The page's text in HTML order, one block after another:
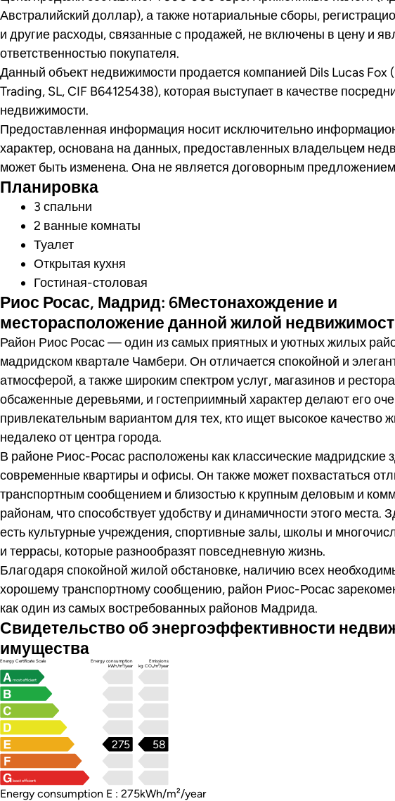
Австралийский доллар), а также нотариальные сборы,
и другие расходы, связанные с продажей, не включены в цену и
ответственностью покупателя.
Данный объект недвижимости продается компанией Dils Lucas Fox
Trading, SL, CIF B64125438), которая выступает в качестве
недвижимости.
Предоставленная информация носит исключительно
характер, основана на данных, предоставленных владельцем
может быть изменена. Она не является договорным
Планировка
3 спальни
2 ванные комнаты
Туалет
Открытая кухня
Гостиная-столовая
Риос Росас, Мадрид: 6Местонахождение и
месторасположение данной жилой
Район Риос Росас — один из самых приятных и уютных жилых
мадридском квартале Чамбери. Он отличается спокойной и
атмосферой, а также широким спектром услуг, магазинов и
обсаженные деревьями, и гостеприимный характер делают его
привлекательным вариантом для тех, кто ищет высокое качество
недалеко от центра города.
В районе Риос-Росас расположены как классические мадридские
современные квартиры и офисы. Он также может похвастаться
транспортным сообщением и близостью к крупным деловым и
районам, что способствует удобству и динамичности этого места.
есть культурные учреждения, спортивные залы, школы и
и террасы, которые разнообразят повседневную жизнь.
Благодаря спокойной жилой обстановке, наличию всех
хорошему транспортному сообщению, район Риос-Росас
как один из самых востребованных районов Мадрида.
Свидетельство об энергоэффективности
имущества
Energy Certificate Scale
Energy consumption
kWh/m²/year
Emissions
kg CO₂/m²/year
most efficient
least efficient
58
275
Energy consumption E : 275kWh/m²/year